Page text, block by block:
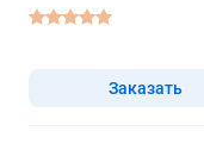
Заказать